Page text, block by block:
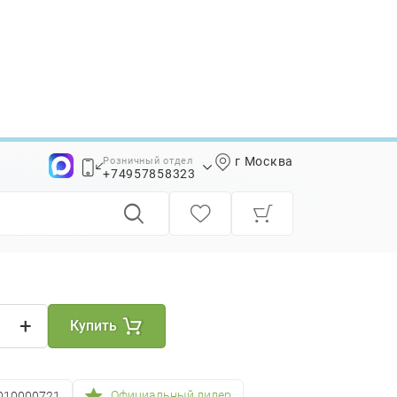
Розничный отдел
+74957858323
г Москва
+ Купить